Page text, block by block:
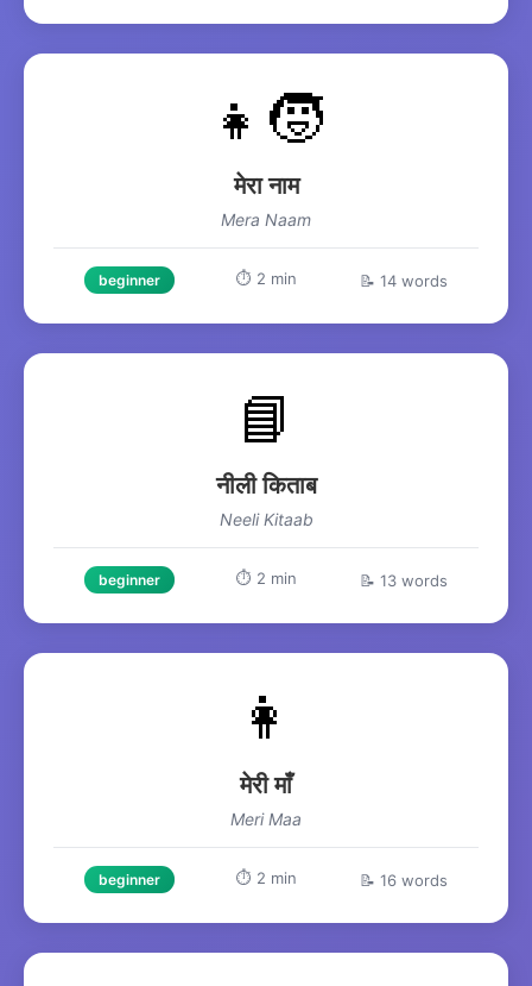
👧🧒
मेरा नाम
Mera Naam
beginner ⏱️ 2 min 📝 14 words
📘
नीली किताब
Neeli Kitaab
beginner ⏱️ 2 min 📝 13 words
👩
मेरी माँ
Meri Maa
beginner ⏱️ 2 min 📝 16 words